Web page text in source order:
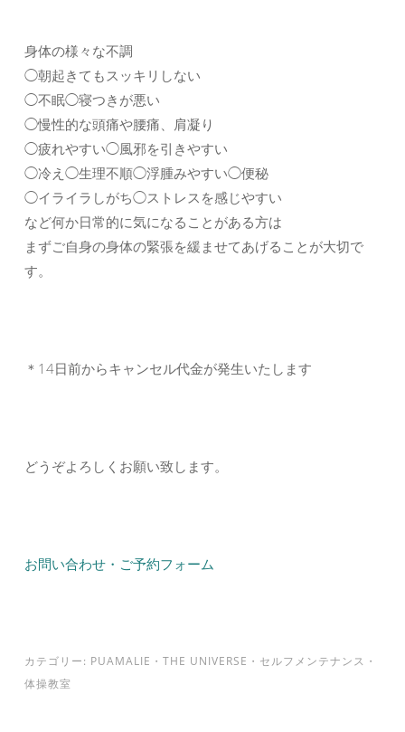
身体の様々な不調
◯朝起きてもスッキリしない
◯不眠◯寝つきが悪い
◯慢性的な頭痛や腰痛、肩凝り
◯疲れやすい◯風邪を引きやすい
◯冷え◯生理不順◯浮腫みやすい◯便秘
◯イライラしがち◯ストレスを感じやすい
など何か日常的に気になることがある方は
まずご自身の身体の緊張を緩ませてあげることが大切で
す。
＊14日前からキャンセル代金が発生いたします
どうぞよろしくお願い致します。
お問い合わせ・ご予約フォーム
カテゴリー: PUAMALIE ・ THE UNIVERSE ・ セルフメンテナンス ・
体操教室